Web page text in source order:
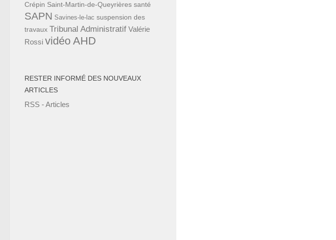
Crépin Saint-Martin-de-Queyrières santé
SAPN Savines-le-lac suspension des
travaux Tribunal Administratif Valérie
Rossi vidéo AHD
RESTER INFORMÉ DES NOUVEAUX
ARTICLES
RSS - Articles